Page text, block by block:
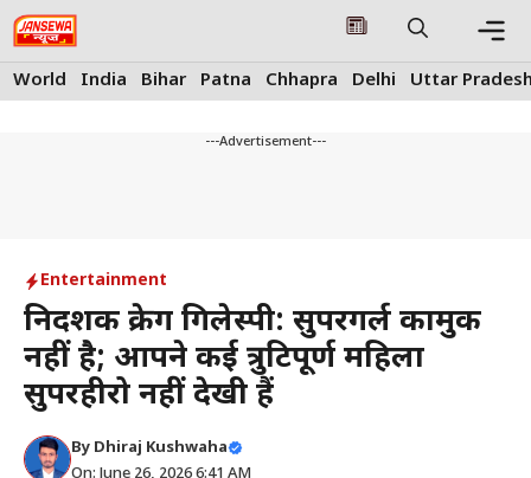
Skip
to
content
World India Bihar Patna Chhapra Delhi Uttar
---Advertisement---
Entertainment
निर्देशक क्रेग गिलेस्पी: सुपरगर्ल कामुक
नहीं है; आपने कई त्रुटिपूर्ण महिला
सुपरहीरो नहीं देखी हैं
By Dhiraj Kushwaha
On: June 26, 2026 6:41 AM